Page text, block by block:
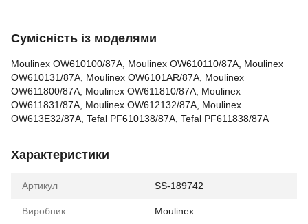
Сумісність із моделями
Moulinex OW610100/87A, Moulinex OW610110/87A, Moulinex
OW610131/87A, Moulinex OW6101AR/87A, Moulinex
OW611800/87A, Moulinex OW611810/87A, Moulinex
OW611831/87A, Moulinex OW612132/87A, Moulinex
OW613E32/87A, Tefal PF610138/87A, Tefal PF611838/87A
Характеристики
Артикул SS-189742
Виробник Moulinex